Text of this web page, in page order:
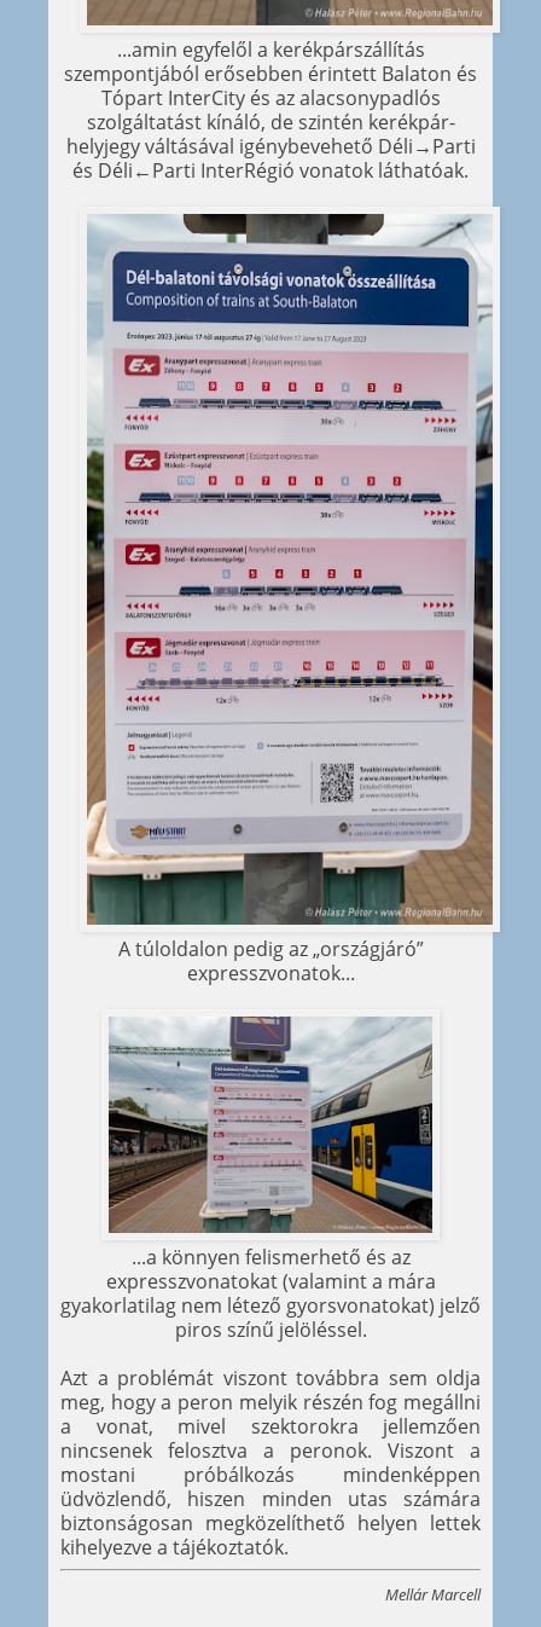
...amin egyfelől a kerékpárszállítás
szempontjából erősebben érintett Balaton és
Tópart InterCity és az alacsonypadlós
szolgáltatást kínáló, de szintén kerékpár-
helyjegy váltásával igénybevehető Déli→Parti
és Déli←Parti InterRégió vonatok láthatóak.
A túloldalon pedig az „országjáró”
expresszvonatok...
...a könnyen felismerhető és az
expresszvonatokat (valamint a mára
gyakorlatilag nem létező gyorsvonatokat) jelző
piros színű jelöléssel.
Azt a problémát viszont továbbra sem oldja
meg, hogy a peron melyik részén fog megállni
a vonat, mivel szektorokra jellemzően
nincsenek felosztva a peronok. Viszont a
mostani próbálkozás mindenképpen
üdvözlendő, hiszen minden utas számára
biztonságosan megközelíthető helyen lettek
kihelyezve a tájékoztatók.
Mellár Marcell